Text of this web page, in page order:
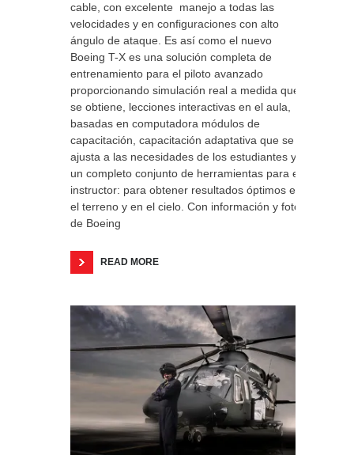
cable, con excelente manejo a todas las
velocidades y en configuraciones con alto
ángulo de ataque. Es así como el nuevo
Boeing T-X es una solución completa de
entrenamiento para el piloto avanzado
proporcionando simulación real a medida que
se obtiene, lecciones interactivas en el aula,
basadas en computadora módulos de
capacitación, capacitación adaptativa que se
ajusta a las necesidades de los estudiantes y
un completo conjunto de herramientas para el
instructor: para obtener resultados óptimos en
el terreno y en el cielo. Con información y fotos
de Boeing
READ MORE